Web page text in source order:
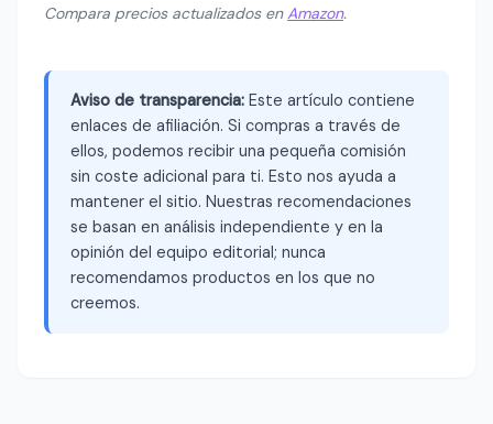
Compara precios actualizados enAmazon.
Aviso de transparencia: Este artículo contiene
enlaces de afiliación. Si compras a través de
ellos, podemos recibir una pequeña comisión
sin coste adicional para ti. Esto nos ayuda a
mantener el sitio. Nuestras recomendaciones
se basan en análisis independiente y en la
opinión del equipo editorial; nunca
recomendamos productos en los que no
creemos.